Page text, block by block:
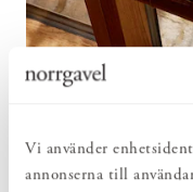
Vi använder
annonserna till